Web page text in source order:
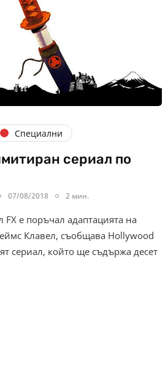
Специални
сериал по
07/08/2018 2 мин.
е поръчал адаптацията на
Клавел, съобщава Hollywood
сериал, който ще съдържа десет